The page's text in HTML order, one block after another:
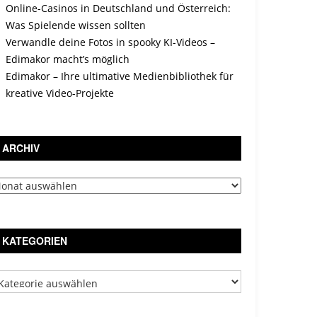
Online-Casinos in Deutschland und Österreich:
Was Spielende wissen sollten
Verwandle deine Fotos in spooky KI-Videos –
Edimakor macht’s möglich
Edimakor – Ihre ultimative Medienbibliothek für
kreative Video-Projekte
ARCHIV
KATEGORIEN